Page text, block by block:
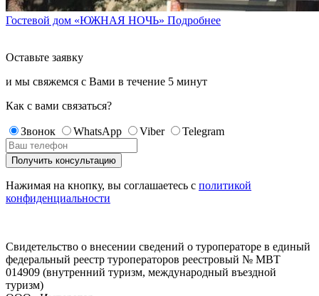
Гостевой дом «ЮЖНАЯ НОЧЬ» Подробнее
Оставьте заявку
и мы свяжемся с Вами в течение 5 минут
Как с вами связаться?
Звонок WhatsApp Viber Telegram
Нажимая на кнопку, вы соглашаетесь с политикой
конфиденциальности
Свидетельство о внесении сведений о туроператоре в единый
федеральный реестр туроператоров реестровый № МВТ
014909 (внутренний туризм, международный въездной
туризм)